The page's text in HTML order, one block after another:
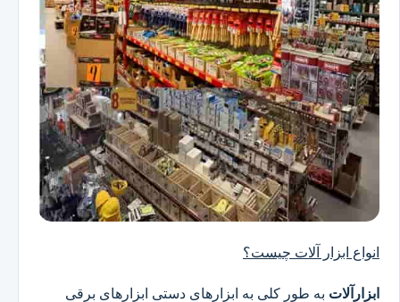
انواع ابزار آلات چیست؟
ابزارآلات به طور کلی به ابزارهای دستی ابزارهای برقی